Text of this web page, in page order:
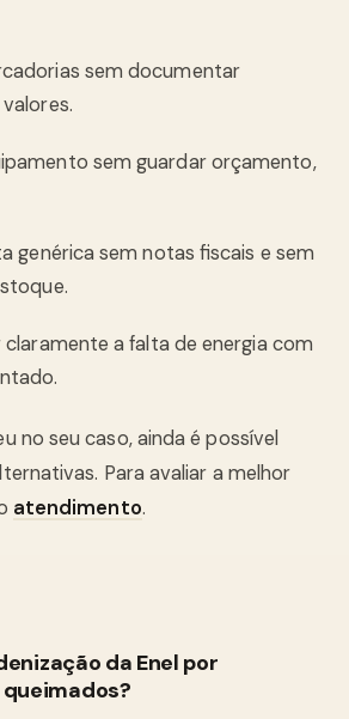
sem documentar
sem guardar orçamento,
genérica sem notas fiscais e sem
claramente a falta de energia com
no seu caso, ainda é possível
Para avaliar a melhor
atendimento.
da Enel por